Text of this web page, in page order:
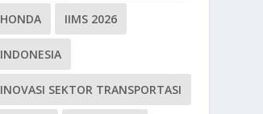
HONDA IIMS 2026
INDONESIA
INOVASI SEKTOR TRANSPORTASI